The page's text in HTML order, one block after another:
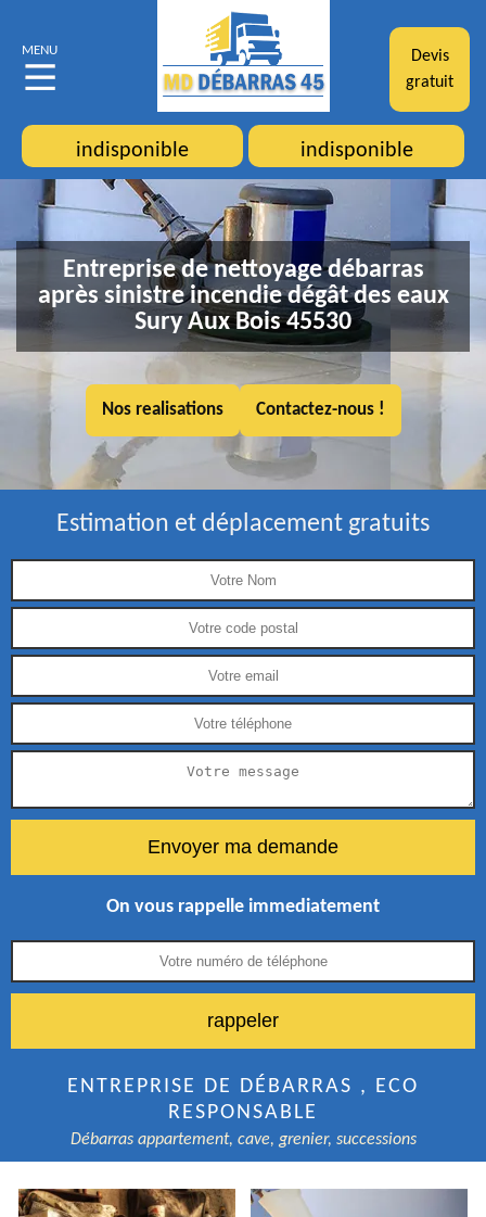
MENU
Devis
gratuit
indisponible indisponible
Entreprise de nettoyage débarras
après sinistre incendie dégât des eaux
Sury Aux Bois 45530
Nos realisations Contactez-nous !
Estimation et déplacement gratuits
On vous rappelle immediatement
ENTREPRISE DE DÉBARRAS , ECO
RESPONSABLE
Débarras appartement, cave, grenier, successions